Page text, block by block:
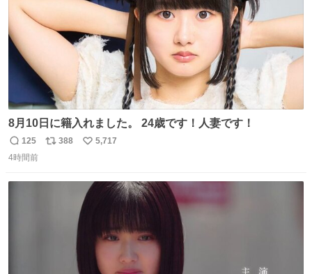
8月10日に籍入れました。 24歳です！人妻です！
返
信
125
リ
388
い
数
5,717
4時間前